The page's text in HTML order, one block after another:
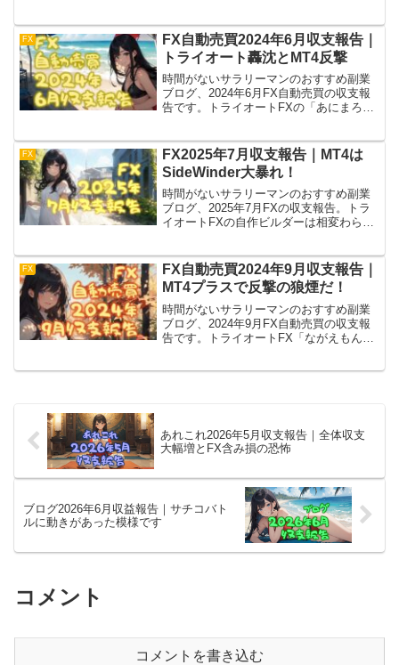
してくれるその日までもうしばらく耐え
てみせます！
FX
FX自動売買2024年6月収支報告｜
トライオート轟沈とMT4反撃
時間がないサラリーマンのおすすめ副業
ブログ、2024年6月FX自動売買の収支報
告です。トライオートFXの「あにまろ」
MT4のFX自動売買が取引収支プラスにな
りました！
FX
FX2025年7月収支報告｜MT4は
SideWinder大暴れ！
時間がないサラリーマンのおすすめ副業
ブログ、2025年7月FXの収支報告。トラ
イオートFXの自作ビルダーは相変わらず
量決済もちょいプラス。
FX
FX自動売買2024年9月収支報告｜
MT4プラスで反撃の狼煙だ！
時間がないサラリーマンのおすすめ副業
ブログ、2024年9月FX自動売買の収支報
告です。トライオートFX「ながえもん」
あれこれ2026年5月収支報告｜全体収支
大幅増とFX含み損の恐怖
ブログ2026年6月収益報告｜サチコバト
ルに動きがあった模様です
コメント
コメントを書き込む